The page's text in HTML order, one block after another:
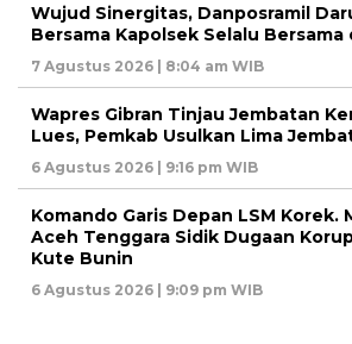
Wujud Sinergitas, Danposramil
Bersama Kapolsek Selalu Bersama
7 Agustus 2026 | 8:04 am WIB
Wapres Gibran Tinjau Jembatan
Lues, Pemkab Usulkan Lima
6 Agustus 2026 | 9:16 pm WIB
Komando Garis Depan LSM Korek.
Aceh Tenggara Sidik Dugaan
Kute Bunin
6 Agustus 2026 | 9:09 pm WIB